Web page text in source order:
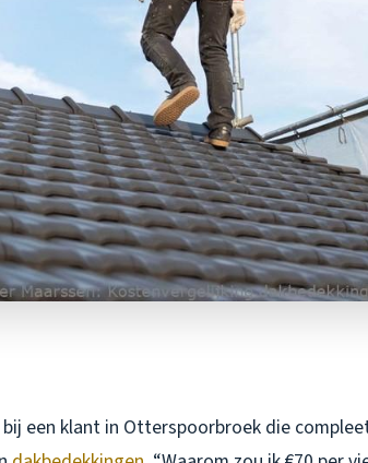
een klant in Otterspoorbroek die